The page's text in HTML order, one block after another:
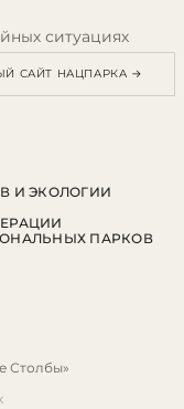
ситуациях
САЙТ НАЦПАРКА →
И ЭКОЛОГИИ
ПАРКОВ
Столбы»